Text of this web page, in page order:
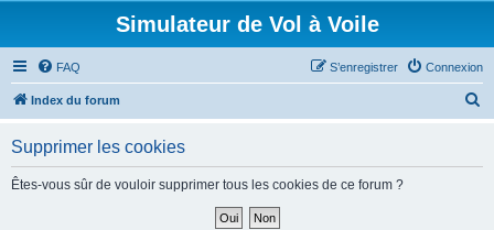
Simulateur de Vol à Voile
FAQ Connexion
S’enregistrer
Index du forum
Supprimer les cookies
Êtes-vous sûr de vouloir supprimer tous les cookies de ce forum ?